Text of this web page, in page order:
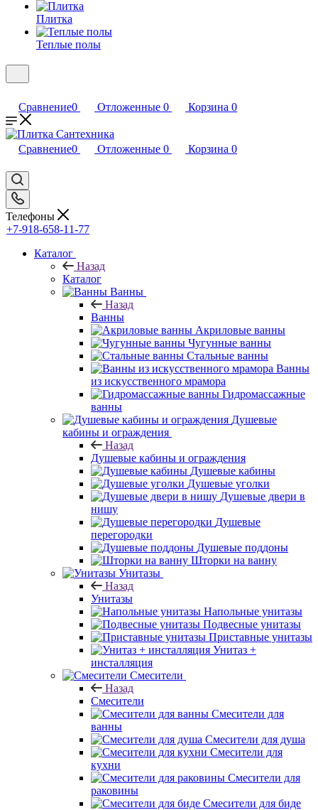
Плитка
Теплые полы
Сравнение0 Отложенные 0 Корзина 0
Сравнение0 Отложенные 0 Корзина 0
Телефоны
+7-918-658-11-77
Каталог
Назад
Каталог
Ванны
Назад
Ванны
Акриловые ванны
Чугунные ванны
Стальные ванны
Ванны
из искусственного мрамора
Гидромассажные
ванны
Душевые
кабины и ограждения
Назад
Душевые кабины и ограждения
Душевые кабины
Душевые уголки
Душевые двери в
нишу
Душевые
перегородки
Душевые поддоны
Шторки на ванну
Унитазы
Назад
Унитазы
Напольные унитазы
Подвесные унитазы
Приставные унитазы
Унитаз +
инсталляция
Смесители
Назад
Смесители
Смесители для
ванны
Смесители для душа
Смесители для
кухни
Смесители для
раковины
Смесители для биде